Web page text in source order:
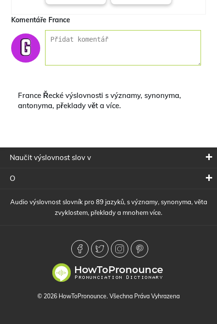
Komentáře France
France Řecké výslovnosti s významy, synonyma,
antonyma, překlady vět a více.
Naučit výslovnost slov v
O
Audio výslovnost slovník pro 89 jazyků, s významy, synonyma, věta
zvyklostem, překlady a mnohem více.
© 2026 HowToPronounce. Všechna Práva Vyhrazena